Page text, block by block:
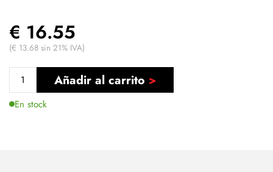
€ 16.55
(€ 13.68 sin 21% IVA)
Añadir al carrito
En stock